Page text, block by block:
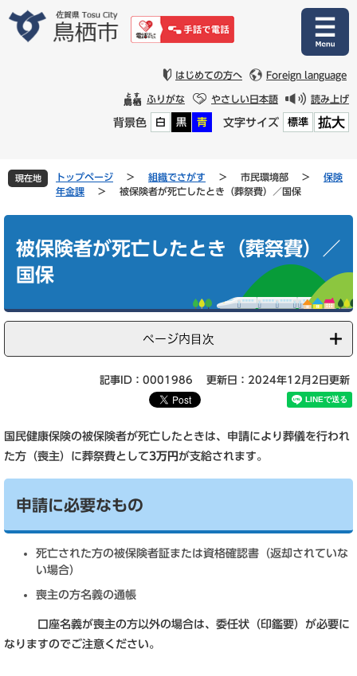
文
はじめての方へ Foreign language
ふりがな やさしい日本語 読み上げ
背景色 白 黒 青 文字サイズ 標準 拡大
現在地 トップページ > 組織でさがす > 市民環境部 >
保険
年金課
> 被保険者が死亡したとき（葬祭費）／国保
被保険者が死亡したとき（葬祭費）／
国保
ページ内目次
記事ID：0001986 更新日：2024年12月2日更新
国民健康保険の被保険者が死亡したときは、申請により葬儀を行われ
た方（喪主）に葬祭費として3万円 が支給されます。
申請に必要なもの
死亡された方の被保険者証または資格確認書（返却されていな
い場合）
喪主の方名義の通帳
口座名義が喪主の方以外の場合は、委任状（印鑑要）が必要に
なりますのでご注意ください。